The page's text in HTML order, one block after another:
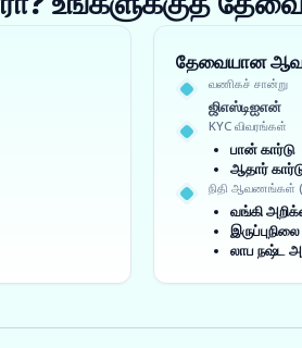
தேவையான
வணிகச் சான்று
ஜிஎஸ்டிஐஎன்
KYC விவரங்கள்
பான் கார்டு
ஆதார்
நிதி ஆவணங்கள்
வங்கி
இருப்புநிலை
லாப நஷ்ட